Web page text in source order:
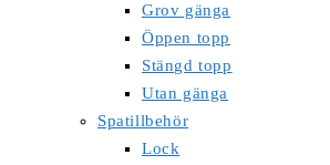
Grov gänga
Öppen topp
Stängd topp
Utan gänga
Spatillbehör
Lock